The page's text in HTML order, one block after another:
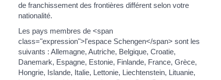
de franchissement des frontières différent selon votre
nationalité.
Les pays membres de <span
class="expression">l'espace Schengen</span> sont les
suivants : Allemagne, Autriche, Belgique, Croatie,
Danemark, Espagne, Estonie, Finlande, France, Grèce,
Hongrie, Islande, Italie, Lettonie, Liechtenstein, Lituanie,